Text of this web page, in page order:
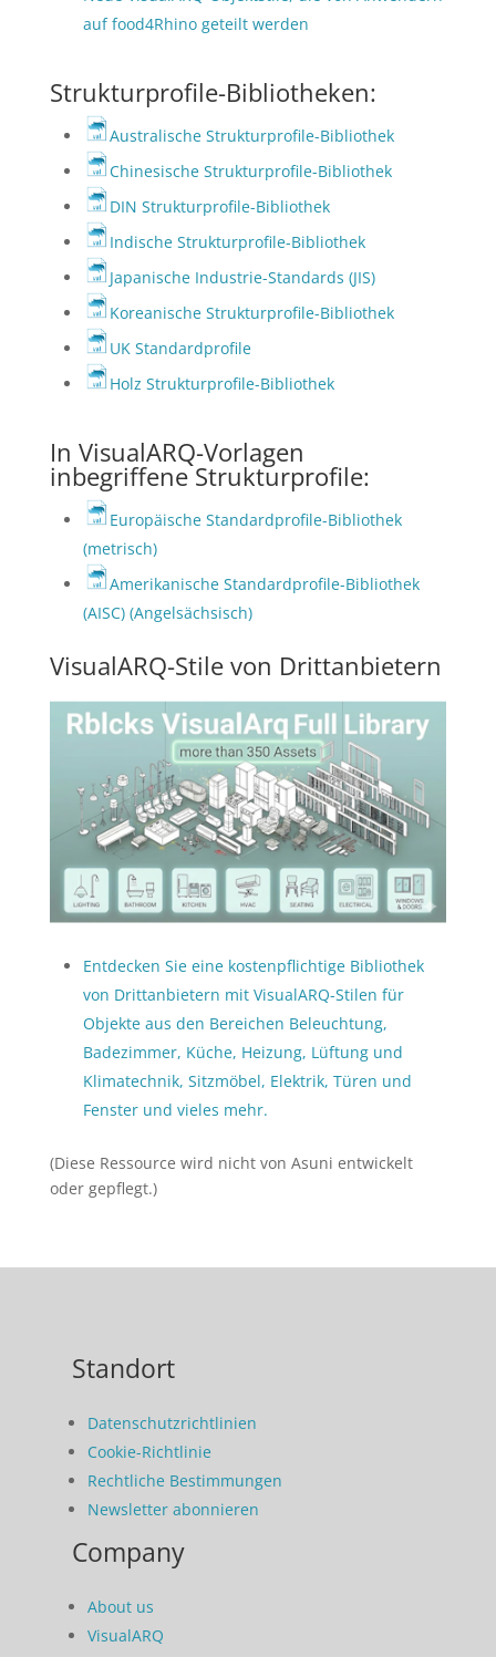
auf food4Rhino geteilt werden
Strukturprofile-Bibliotheken:
Australische Strukturprofile-Bibliothek
Chinesische Strukturprofile-Bibliothek
DIN Strukturprofile-Bibliothek
Indische Strukturprofile-Bibliothek
Japanische Industrie-Standards (JIS)
Koreanische Strukturprofile-Bibliothek
UK Standardprofile
Holz Strukturprofile-Bibliothek
In VisualARQ-Vorlagen
inbegriffene Strukturprofile:
Europäische Standardprofile-Bibliothek
(metrisch)
Amerikanische Standardprofile-Bibliothek
(AISC) (Angelsächsisch)
VisualARQ-Stile von Drittanbietern
Entdecken Sie eine kostenpflichtige Bibliothek
von Drittanbietern mit VisualARQ-Stilen für
Objekte aus den Bereichen Beleuchtung,
Badezimmer, Küche, Heizung, Lüftung und
Klimatechnik, Sitzmöbel, Elektrik, Türen und
Fenster und vieles mehr.
(Diese Ressource wird nicht von Asuni entwickelt
oder gepflegt.)
Standort
Datenschutzrichtlinien
Cookie-Richtlinie
Rechtliche Bestimmungen
Newsletter abonnieren
Company
About us
VisualARQ